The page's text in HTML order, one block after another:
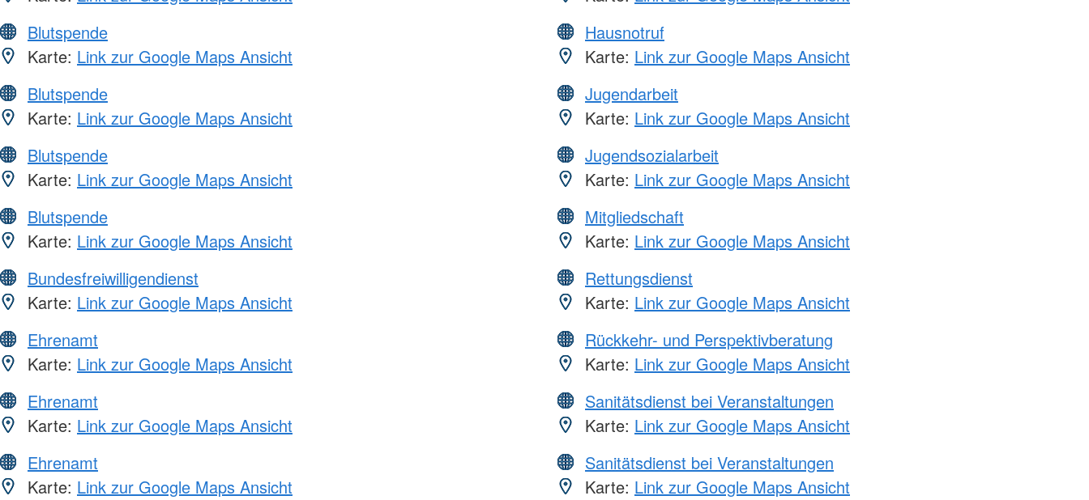
Blutspende
Karte: Link zur Google Maps Ansicht
Blutspende
Karte: Link zur Google Maps Ansicht
Blutspende
Karte: Link zur Google Maps Ansicht
Blutspende
Karte: Link zur Google Maps Ansicht
Bundesfreiwilligendienst
Karte: Link zur Google Maps Ansicht
Ehrenamt
Karte: Link zur Google Maps Ansicht
Ehrenamt
Karte: Link zur Google Maps Ansicht
Ehrenamt
Karte: Link zur Google Maps Ansicht
Hausnotruf
Karte: Link zur Google Maps Ansicht
Jugendarbeit
Karte: Link zur Google Maps Ansicht
Jugendsozialarbeit
Karte: Link zur Google Maps Ansicht
Mitgliedschaft
Karte: Link zur Google Maps Ansicht
Rettungsdienst
Karte: Link zur Google Maps Ansicht
Rückkehr- und Perspektivberatung
Karte: Link zur Google Maps Ansicht
Sanitätsdienst bei Veranstaltungen
Karte: Link zur Google Maps Ansicht
Sanitätsdienst bei Veranstaltungen
Karte: Link zur Google Maps Ansicht